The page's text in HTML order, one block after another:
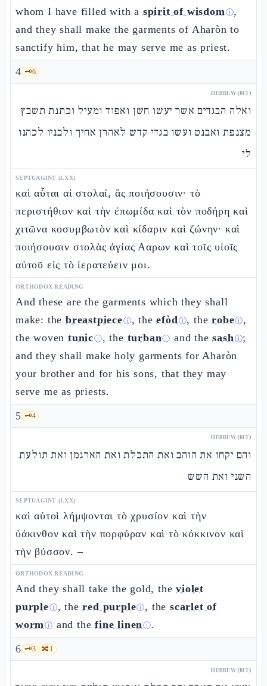
whom I have filled with a spirit of wisdomⓘ,
and they shall make the garments of Aharòn to
sanctify him, that he may serve me as priest.
4 🗝️6
HEBREW (MT)
ואלה הבגדים אשר יעשו חשן ואפוד ומעיל וכתנת תשבץ
מצנפת ואבנט ועשו בגדי קדש לאהרן אחיך ולבניו לכהנו
לי
SEPTUAGINT (LXX)
καὶ αὗται αἱ στολαί, ἃς ποιήσουσιν· τὸ
περιστήθιον καὶ τὴν ἐπωμίδα καὶ τὸν ποδήρη καὶ
χιτῶνα κοσυμβωτὸν καὶ κίδαριν καὶ ζώνην· καὶ
ποιήσουσιν στολὰς ἁγίας Ααρων καὶ τοῖς υἱοῖς
αὐτοῦ εἰς τὸ ἱερατεύειν μοι.
ORTHODOX READING
And these are the garments which they shall
make: thebreastpieceⓘ, theefòdⓘ, therobeⓘ,
the woventunicⓘ, the turbanⓘ and thesashⓘ;
and they shall make holy garments for Aharòn
your brother and for his sons, that they may
serve me as priests.
5 🗝️4
HEBREW (MT)
והם יקחו את הזהב ואת התכלת ואת הארגמן ואת תולעת
השני ואת השש
SEPTUAGINT (LXX)
καὶ αὐτοὶ λήμψονται τὸ χρυσίον καὶ τὴν
ὑάκινθον καὶ τὴν πορφύραν καὶ τὸ κόκκινον καὶ
τὴν βύσσον. –
ORTHODOX READING
And they shall take the gold, theviolet
purpleⓘ, thered purpleⓘ, thescarlet of
wormⓘ and thefine linenⓘ.
6 🗝️3 🔀1
HEBREW (MT)